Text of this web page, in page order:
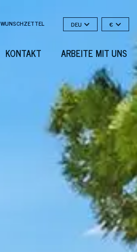
WUNSCHZETTEL DEU €
KONTAKT ARBEITE MIT UNS